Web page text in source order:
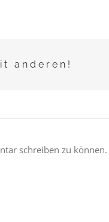
anderen!
schreiben zu können.